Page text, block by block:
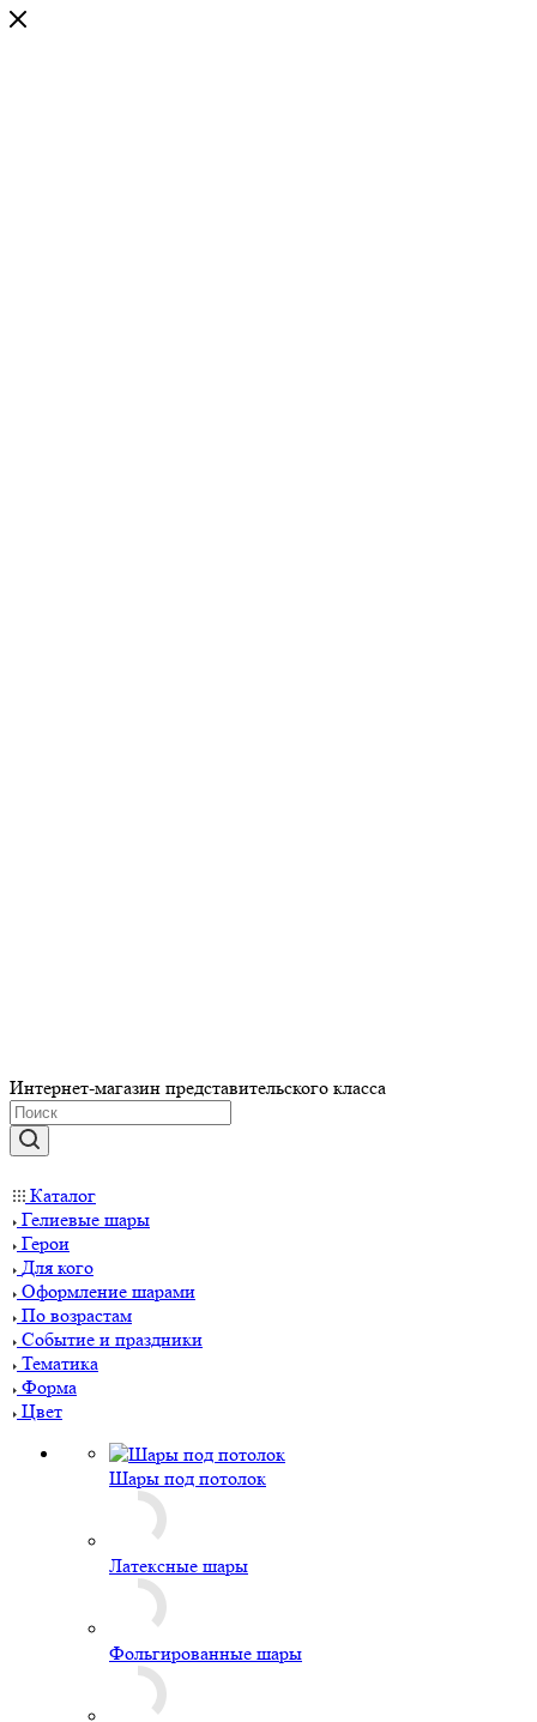
Интернет-магазин представительского класса
Каталог
Гелиевые шары
Герои
Для кого
Оформление шарами
По возрастам
Событие и праздники
Тематика
Форма
Цвет
Шары под потолок
Латексные шары
Фольгированные шары